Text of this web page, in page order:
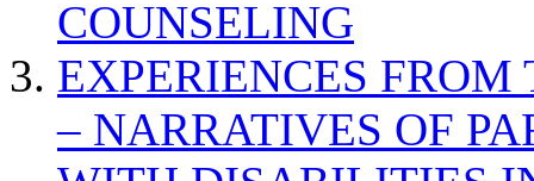
COUNSELING
EXPERIENCES
– NARRATIVES OF